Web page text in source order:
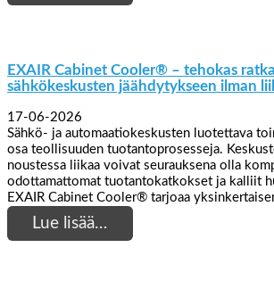
EXAIR Cabinet Cooler® – tehokas
sähkökeskusten jäähdytykseen ilman
17-06-2026
Sähkö- ja automaatiokeskusten luotettava
osa teollisuuden tuotantoprosesseja.
noustessa liikaa voivat seurauksena olla
odottamattomat tuotantokatkokset ja kalliit
EXAIR Cabinet Cooler® tarjoaa
Lue lisää…